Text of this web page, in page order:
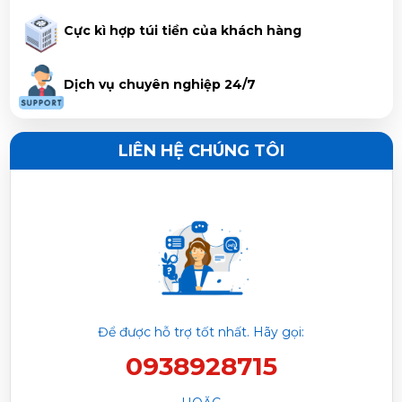
Huỳnh Trọng Nghĩa vừa đặt muaMáy lạnh Midea 1,5HP
Inverter MSCE-13CRFN8 (Mẫu mới 2025)
Nguyễn Duy Luân vừa đặt mua
Máy lạnh Midea 1,5HP
Nguyễn Văn Sang vừa đặt muaMáy lạnh Midea 1,5HP
Nguyễn Ngọc Trí vừa đặt mua
Máy lạnh Midea 1,5HP
Inverter MSCE-13CRFN8 (Mẫu mới 2025)
MSCE-13CRFN8 (Mẫu mới 2025)
Cực kì hợp túi tiền của khách hàng
Dịch vụ chuyên nghiệp 24/7
LIÊN HỆ CHÚNG TÔI
Để được hỗ trợ tốt nhất. Hãy gọi:
0938928715